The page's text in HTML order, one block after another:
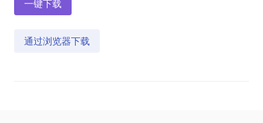
一键下载
通过浏览器下载